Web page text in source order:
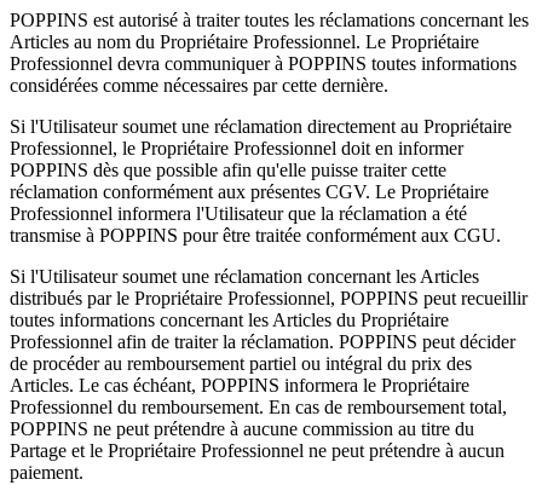
POPPINS est autorisé à traiter toutes les réclamations concernant les
Articles au nom du Propriétaire Professionnel. Le Propriétaire
Professionnel devra communiquer à POPPINS toutes informations
considérées comme nécessaires par cette dernière.
Si l'Utilisateur soumet une réclamation directement au Propriétaire
Professionnel, le Propriétaire Professionnel doit en informer
POPPINS dès que possible afin qu'elle puisse traiter cette
réclamation conformément aux présentes CGV. Le Propriétaire
Professionnel informera l'Utilisateur que la réclamation a été
transmise à POPPINS pour être traitée conformément aux CGU.
Si l'Utilisateur soumet une réclamation concernant les Articles
distribués par le Propriétaire Professionnel, POPPINS peut recueillir
toutes informations concernant les Articles du Propriétaire
Professionnel afin de traiter la réclamation. POPPINS peut décider
de procéder au remboursement partiel ou intégral du prix des
Articles. Le cas échéant, POPPINS informera le Propriétaire
Professionnel du remboursement. En cas de remboursement total,
POPPINS ne peut prétendre à aucune commission au titre du
Partage et le Propriétaire Professionnel ne peut prétendre à aucun
paiement.